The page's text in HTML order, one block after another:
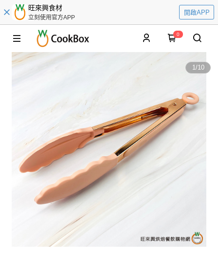
旺來興食材
立刻使用官方APP
開啟APP
0
1/10